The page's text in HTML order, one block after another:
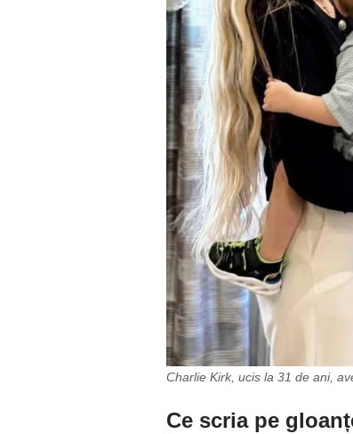
Charlie Kirk, ucis la 31 de ani,
Ce scria pe